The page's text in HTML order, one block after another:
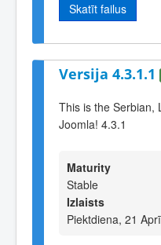
Skatīt failus
Versija 4.3.1.1
This is the Serbian,
Joomla! 4.3.1
Maturity
Stable
Izlaists
Piektdiena, 21